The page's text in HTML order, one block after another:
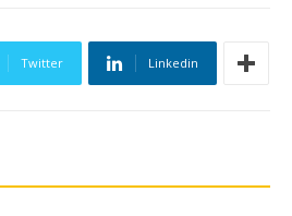
Twitter Linkedin